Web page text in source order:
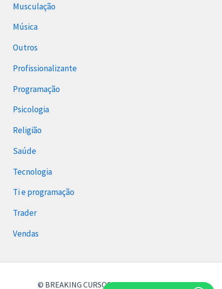
Musculação
Música
Outros
Profissionalizante
Programação
Psicologia
Religião
Saúde
Tecnologia
Ti e programação
Trader
Vendas
© BREAKING CURSOS 2026 Breaking Cursos